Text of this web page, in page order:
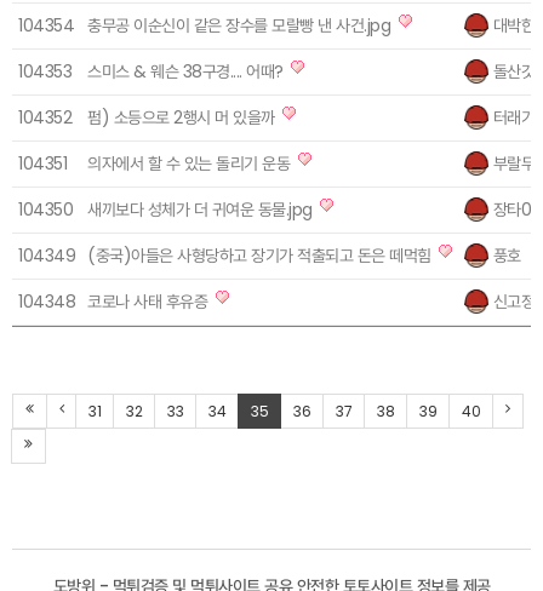
104354 충무공 이순신이 같은 장수를 모랄빵 낸 사건.jpg
대박한
104353
스미스 & 웨슨 38구경.... 어때?
돌산갓
104352
펌) 소등으로 2행시 머 있을까
터래기
104351
의자에서 할 수 있는 돌리기 운동
부랄두
104350 새끼보다 성체가 더 귀여운 동물.jpg
장타
104349 (중국)아들은 사형당하고 장기가 적출되고 돈은 떼먹힘
풍호
104348 코로나 사태 후유증 신고정
31 32 33 34 35 36 37 38 39 40
도방위 - 먹튀검증 및 먹튀사이트 공유 안전한 토토사이트 정보를 제공